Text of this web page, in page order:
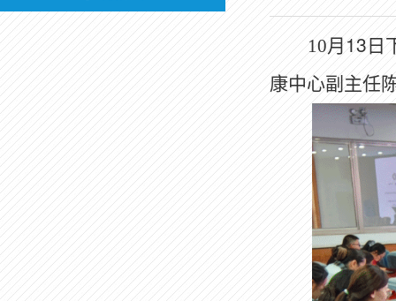
10月 13 日
康中心副主任